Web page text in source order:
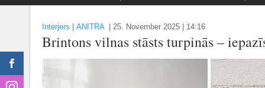
Interjers ANITRA| 25. November 2025 | 14:16
Brintons vilnas stāsts turpinās –